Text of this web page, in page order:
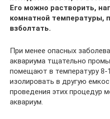
Его можно растворить,
комнатной температуры,
взболтать.
При менее опасных
аквариума тщательно
помещают в температуру 8-
изолировать в другую
проведения этих процедур
аквариум.